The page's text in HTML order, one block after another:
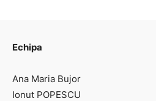
Echipa
Ana Maria Bujor
Ionut POPESCU